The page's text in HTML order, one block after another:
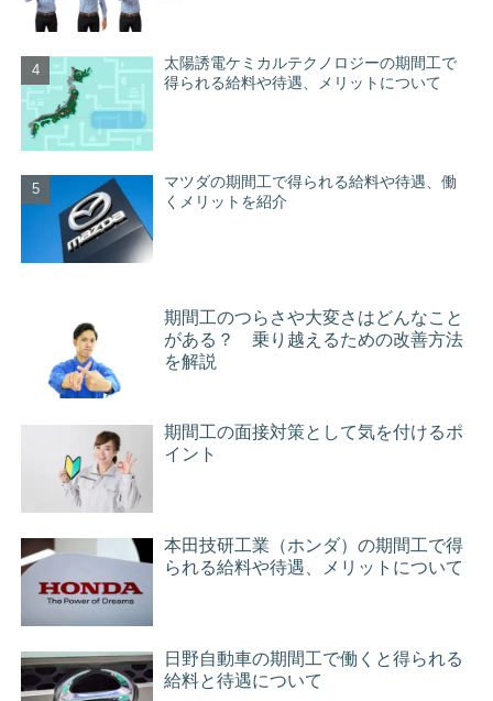
太陽誘電ケミカルテクノロジーの期間工で
得られる給料や待遇、メリットについて
マツダの期間工で得られる給料や待遇、働
くメリットを紹介
期間工のつらさや大変さはどんなこと
がある？ 乗り越えるための改善方法
を解説
期間工の面接対策として気を付けるポ
イント
本田技研工業（ホンダ）の期間工で得
られる給料や待遇、メリットについて
日野自動車の期間工で働くと得られる
給料と待遇について